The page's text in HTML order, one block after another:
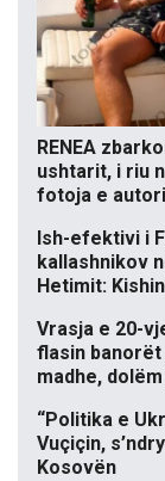
RENEA
ushtarit, i riu
fotoja e
Ish-efektivi i
kallashnikov
Hetimit:
Vrasja e 20-
flasin banorët
madhe,
“Politika e
Vuçiçin,
Kosovën